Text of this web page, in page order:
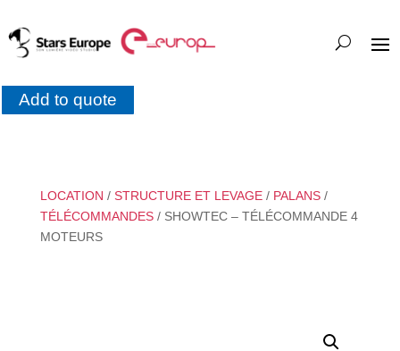
Add to quote
LOCATION / STRUCTURE ET LEVAGE/ PALANS/
TÉLÉCOMMANDES/ SHOWTEC – TÉLÉCOMMANDE 4
MOTEURS